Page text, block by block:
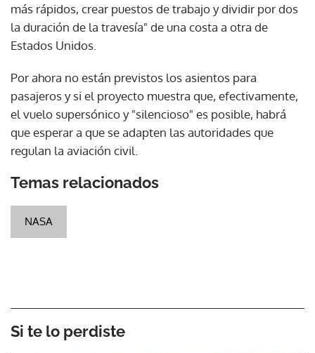
más rápidos, crear puestos de trabajo y dividir por dos
la duración de la travesía" de una costa a otra de
Estados Unidos.
Por ahora no están previstos los asientos para
pasajeros y si el proyecto muestra que, efectivamente,
el vuelo supersónico y "silencioso" es posible, habrá
que esperar a que se adapten las autoridades que
regulan la aviación civil.
Temas relacionados
NASA
Si te lo perdiste